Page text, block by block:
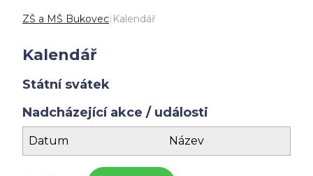
ZŠ a MŠ Bukovec| Kalendář
Kalendář
Státní svátek
Nadcházející akce / události
Datum Název